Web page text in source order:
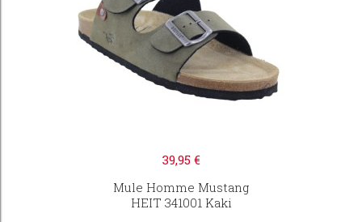
39,95 €
Mule Homme Mustang
HEIT 341001 Kaki